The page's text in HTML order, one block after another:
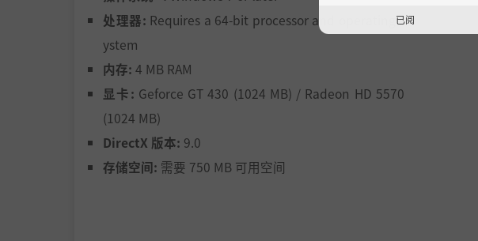
处理器: Requires a 64-bit processor and operating s
ystem
内存: 4 MB RAM
显卡: Geforce GT 430 (1024 MB) / Radeon HD 5570
(1024 MB)
DirectX 版本: 9.0
存储空间: 需要 750 MB 可用空间
已阅